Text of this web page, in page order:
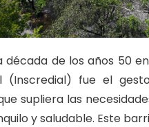
de los años 50
(Inscredial) fue el
supliera las
y saludable. Este